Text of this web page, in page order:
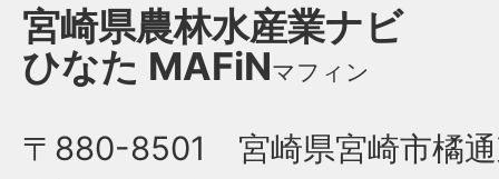
宮崎県農林水産業ナビ
ひなた MAFiNマフィン
〒880-8501 宮崎県宮崎市橘通